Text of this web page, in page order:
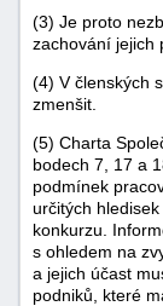
(3) Je proto
zachování jejich
(4) V členských
zmenšit.
(5) Charta
bodech 7, 17 a
podmínek
určitých
konkurzu.
s ohledem na
a jejich účast
podniků, které